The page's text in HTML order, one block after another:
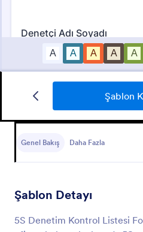
Şablon
Genel Bakış Daha Fazla
Şablon Detayı
5S Denetim Kontrol Listesi
Malzeme Takip
talep edilmiş olan miktar,